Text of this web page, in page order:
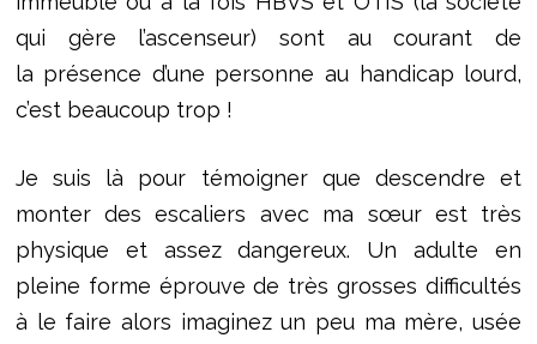
qui gère l’ascenseur) sont au courant de
la présence d’une personne au handicap lourd,
c’est beaucoup trop !
Je suis là pour témoigner que descendre et
monter des escaliers avec ma sœur est très
physique et assez dangereux. Un adulte en
pleine forme éprouve de très grosses difficultés
à le faire alors imaginez un peu ma mère, usée